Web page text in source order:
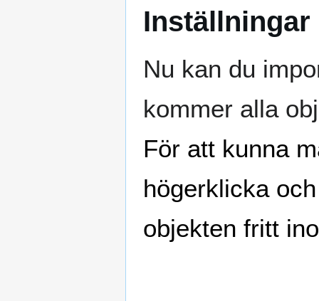
Inställningar
Nu kan du
kommer alla
För att kunna
högerklicka
objekten fritt